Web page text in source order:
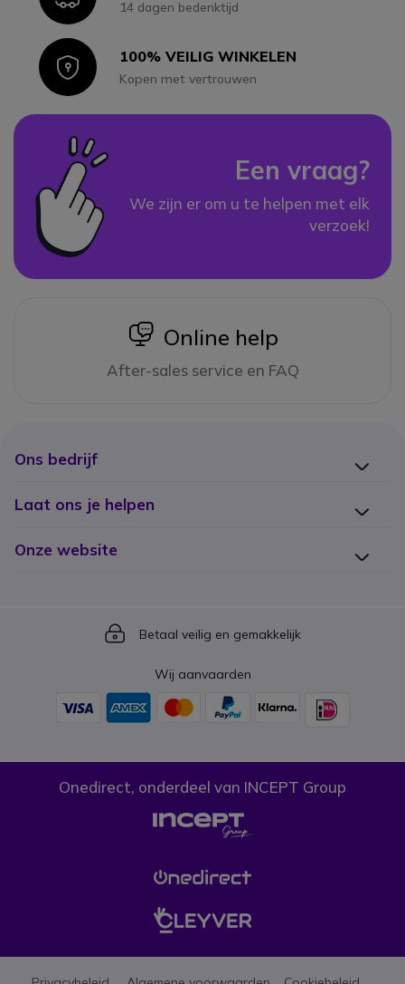
14 dagen bedenktijd
Icon100% VEILIG WINKELEN
Kopen met vertrouwen
Een vraag?
We zijn er om u te helpen met elk
verzoek!
icon
Online help
After-sales service en FAQ
Ons bedrijf
Laat ons je helpen
Onze website
Icon
Betaal veilig en gemakkelijk
Wij aanvaarden
Onedirect, onderdeel van INCEPT Group